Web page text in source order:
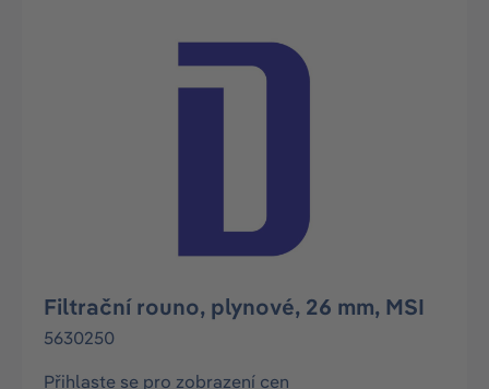
Přeskočit galerii obrázků
Filtrační rouno, plynové, 26 mm, MSI
5630250
Přihlaste se pro zobrazení cen